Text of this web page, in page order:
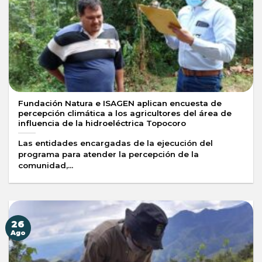
Fundación Natura e ISAGEN aplican encuesta de
percepción climática a los agricultores del área de
influencia de la hidroeléctrica Topocoro
Las entidades encargadas de la ejecución del
programa para atender la percepción de la
comunidad,...
26
Ago